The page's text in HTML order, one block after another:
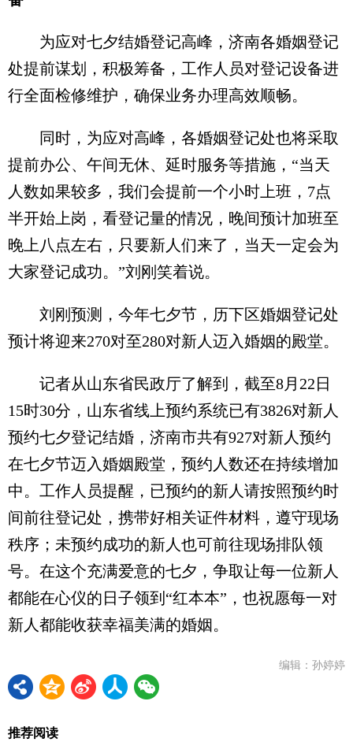
为应对七夕结婚登记高峰，济南各婚姻登记
处提前谋划，积极筹备，工作人员对登记设备进
行全面检修维护，确保业务办理高效顺畅。
同时，为应对高峰，各婚姻登记处也将采取
提前办公、午间无休、延时服务等措施，“当天
人数如果较多，我们会提前一个小时上班，7点
半开始上岗，看登记量的情况，晚间预计加班至
晚上八点左右，只要新人们来了，当天一定会为
大家登记成功。”刘刚笑着说。
刘刚预测，今年七夕节，历下区婚姻登记处
预计将迎来270对至280对新人迈入婚姻的殿堂。
记者从山东省民政厅了解到，截至8月22日
15时30分，山东省线上预约系统已有3826对新人
预约七夕登记结婚，济南市共有927对新人预约
在七夕节迈入婚姻殿堂，预约人数还在持续增加
中。工作人员提醒，已预约的新人请按照预约时
间前往登记处，携带好相关证件材料，遵守现场
秩序；未预约成功的新人也可前往现场排队领
号。在这个充满爱意的七夕，争取让每一位新人
都能在心仪的日子领到“红本本”，也祝愿每一对
新人都能收获幸福美满的婚姻。
编辑：孙婷婷
推荐阅读